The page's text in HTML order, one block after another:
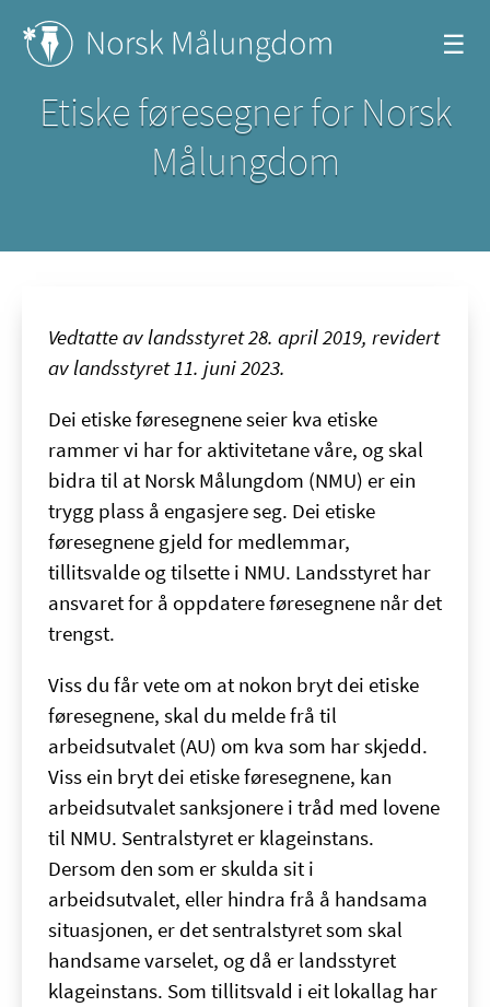
☰
Etiske føresegner for Norsk
Målungdom
Vedtatte av landsstyret 28. april 2019, revidert
av landsstyret 11. juni 2023.
Dei etiske føresegnene seier kva etiske
rammer vi har for aktivitetane våre, og skal
bidra til at Norsk Målungdom (NMU) er ein
trygg plass å engasjere seg. Dei etiske
føresegnene gjeld for medlemmar,
tillitsvalde og tilsette i NMU. Landsstyret har
ansvaret for å oppdatere føresegnene når det
trengst.
Viss du får vete om at nokon bryt dei etiske
føresegnene, skal du melde frå til
arbeidsutvalet (AU) om kva som har skjedd.
Viss ein bryt dei etiske føresegnene, kan
arbeidsutvalet sanksjonere i tråd med lovene
til NMU. Sentralstyret er klageinstans.
Dersom den som er skulda sit i
arbeidsutvalet, eller hindra frå å handsama
situasjonen, er det sentralstyret som skal
handsame varselet, og då er landsstyret
klageinstans. Som tillitsvald i eit lokallag har